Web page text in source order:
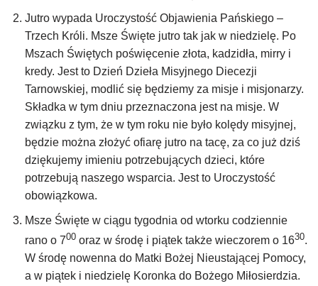
Jutro wypada Uroczystość Objawienia Pańskiego –
Trzech Króli. Msze Święte jutro tak jak w niedzielę. Po
Mszach Świętych poświęcenie złota, kadzidła, mirry i
kredy. Jest to Dzień Dzieła Misyjnego Diecezji
Tarnowskiej, modlić się będziemy za misje i misjonarzy.
Składka w tym dniu przeznaczona jest na misje. W
związku z tym, że w tym roku nie było kolędy misyjnej,
będzie można złożyć ofiarę jutro na tacę, za co już dziś
dziękujemy imieniu potrzebujących dzieci, które
potrzebują naszego wsparcia. Jest to Uroczystość
obowiązkowa.
Msze Święte w ciągu tygodnia od wtorku codziennie
rano o 700 oraz w środę i piątek także wieczorem o 1630.
W środę nowenna do Matki Bożej Nieustającej Pomocy,
a w piątek i niedzielę Koronka do Bożego Miłosierdzia.